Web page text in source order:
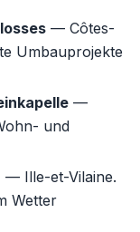
— Côtes-
Umbauprojekte
—
und
— Ille-et-Vilaine.
Wetter